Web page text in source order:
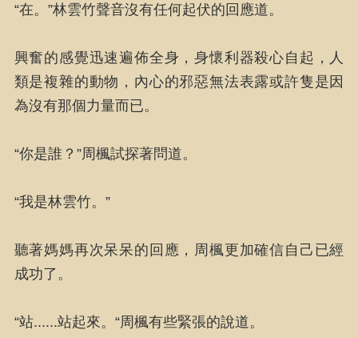
“在。”林雲竹聲音沒有任何起伏的回應道。
興奮的感覺迅速遍佈全身，身懷利器殺心自起，人
類是複雜的動物，內心的邪惡無法表露或許隻是因
為沒有那個力量而已。
“你是誰？”周楓試探著問道。
“我是林雲竹。”
聽著媽媽再次呆呆的回應，周楓更加確信自己已經
成功了。
“站......站起來。“周楓有些緊張的說道。